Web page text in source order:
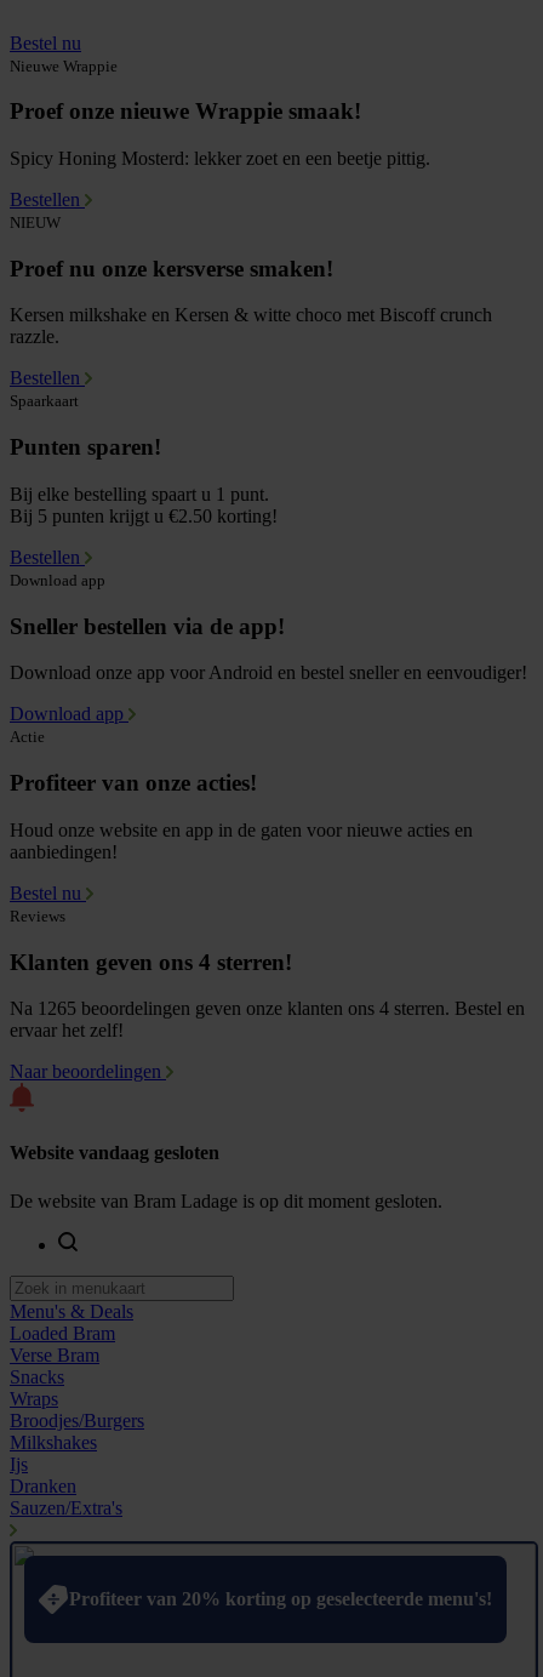
Bestel nu
Nieuwe Wrappie
Proef onze nieuwe Wrappie smaak!
Spicy Honing Mosterd: lekker zoet en een beetje pittig.
Bestellen
NIEUW
Proef nu onze kersverse smaken!
Kersen milkshake en Kersen & witte choco met Biscoff crunch
razzle.
Bestellen
Spaarkaart
Punten sparen!
Bij elke bestelling spaart u 1 punt.
Bij 5 punten krijgt u €2.50 korting!
Bestellen
Download app
Sneller bestellen via de app!
Download onze app voor Android en bestel sneller en eenvoudiger!
Download app
Actie
Profiteer van onze acties!
Houd onze website en app in de gaten voor nieuwe acties en
aanbiedingen!
Bestel nu
Reviews
Klanten geven ons 4 sterren!
Na 1265 beoordelingen geven onze klanten ons 4 sterren. Bestel en
ervaar het zelf!
Naar beoordelingen
Website vandaag gesloten
De website van Bram Ladage is op dit moment gesloten.
Menu's & Deals
Loaded Bram
Verse Bram
Snacks
Wraps
Broodjes/Burgers
Milkshakes
Ijs
Dranken
Sauzen/Extra's
Profiteer van 20% korting op geselecteerde menu's!